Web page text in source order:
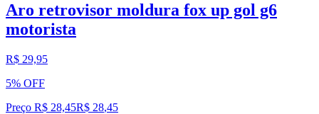
Aro retrovisor moldura fox up gol g6
motorista
R$ 29,95
5% OFF
Preço R$ 28,45R$ 28,45